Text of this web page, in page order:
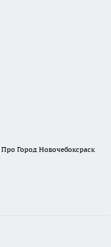
Город Новочебоксраск